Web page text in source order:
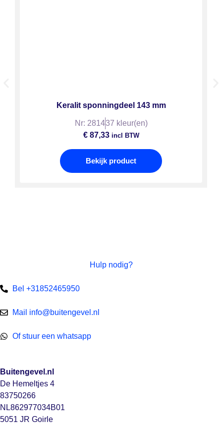
Keralit sponningdeel 143 mm
Nr: 281437 kleur(en)
€87,33incl BTW
Bekijk product
Hulp nodig?
Bel +31852465950
Mail info@buitengevel.nl
Of stuur een whatsapp
Buitengevel.nl
De Hemeltjes 4
83750266
NL862977034B01
5051 JR Goirle